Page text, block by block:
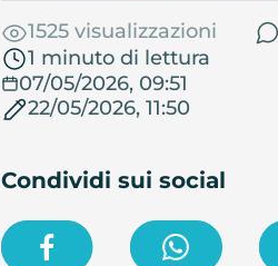
1525 visualizzazioni
1 minuto di lettura
07/05/2026, 09:51
22/05/2026, 11:50
Condividi sui social